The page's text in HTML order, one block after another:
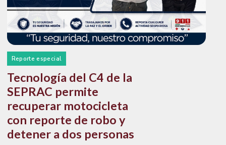
Reporte especial
Tecnología del C4 de la
SEPRAC permite
recuperar motocicleta
con reporte de robo y
detener a dos personas